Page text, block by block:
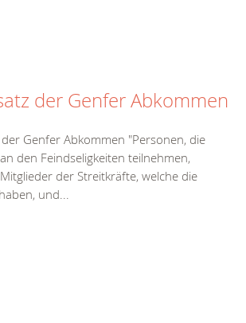
der Genfer Abkommen
Genfer Abkommen "Personen, die
den Feindseligkeiten teilnehmen,
der Streitkräfte, welche die
und...